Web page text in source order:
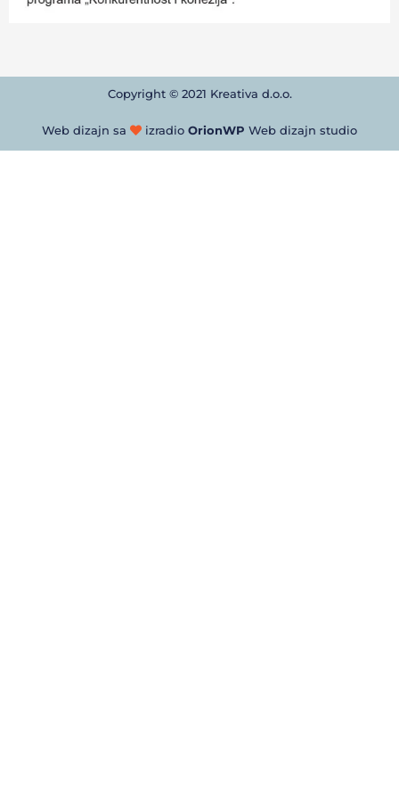
Copyright © 2021 Kreativa d.o.o.
Web dizajn sa izradio OrionWP Web dizajn studio